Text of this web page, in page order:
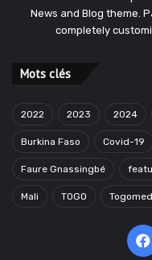
News and Blog theme.
completely
Mots clés
2022 2023 2024
Burkina Faso Covid-19
Faure Gnassingbé
Mali TOGO